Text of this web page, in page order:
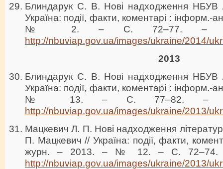
Блиндарук С. В. Нові надходження
Україна: події, факти, коментарі : інформ.-
№ 2. – С. 72–77. –
http://nbuviap.gov.ua/images/ukraine/2014/
2013
Блиндарук С. В. Нові надходження
Україна: події, факти, коментарі : інформ.-
№ 13. – С. 77–82. –
http://nbuviap.gov.ua/images/ukraine/2013/
Мацкевич Л. П. Нові надходження
П. Мацкевич // Україна: події, факти,
журн. – 2013. – № 12. – С. 72–74.
http://nbuviap.gov.ua/images/ukraine/2013/